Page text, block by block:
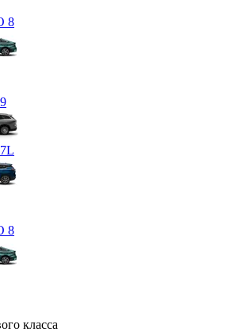
8
9
7L
8
класса